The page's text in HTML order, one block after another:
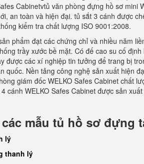
Cabinetvtủ văn phòng đựng hồ sơ
an toàn và hiện đại. tủ sắt 3 cánh được
kiểm tra chất lượng ISO 9001:2008.
phẩm đạt các chứng chỉ và nhiều năm
trầy xước bề mặt. Có đế cao su cố
được các xí nghiệp tin tưởng để trang bị
quốc. Nền tảng công nghệ sản xuất hiện
giám đốc WELKO Safes Cabinet chất
cánh WELKO Safes Cabinet được sản
mẫu tủ hồ sơ đựng
lý
thanh lý